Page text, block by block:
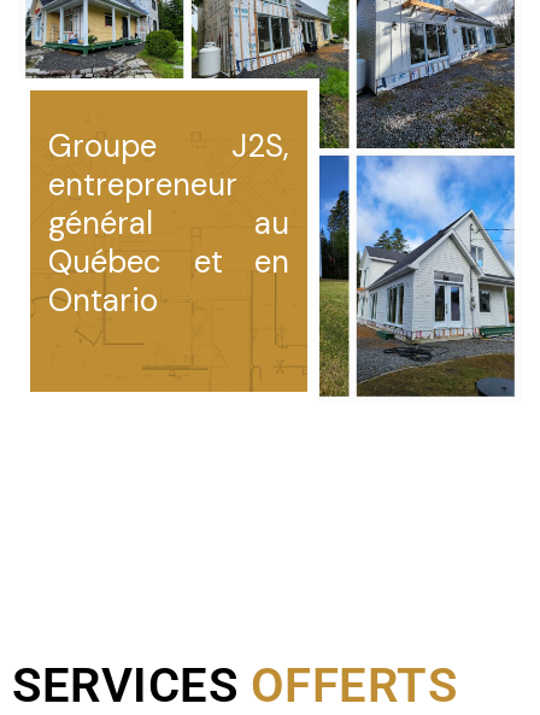
Groupe J2S,
entrepreneur
général au
Québec et en
Ontario
SERVICES OFFERTS